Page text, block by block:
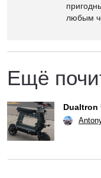
любым
Ещё
Dualtron